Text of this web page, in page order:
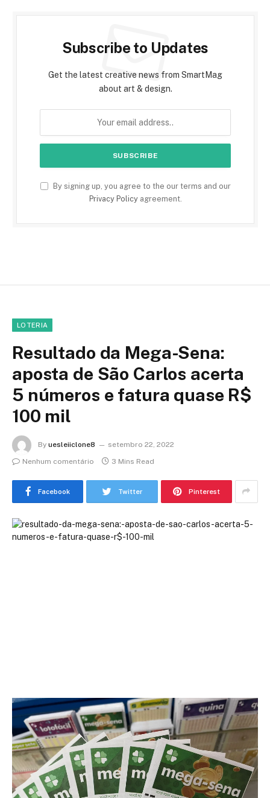
Subscribe to Updates
Get the latest creative news from SmartMag
about art & design.
By signing up, you agree to the our terms and our
Privacy Policyagreement.
LOTERIA
Resultado da Mega-Sena:
aposta de São Carlos acerta
5 números e fatura quase R$
100 mil
By uesleiiclone8
setembro 22, 2022
Nenhum comentário
3 Mins Read
Facebook Twitter Pinterest